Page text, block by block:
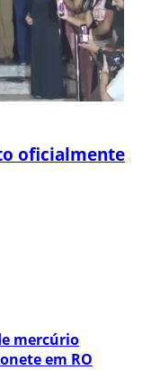
oficialmente
mercúrio
em RO